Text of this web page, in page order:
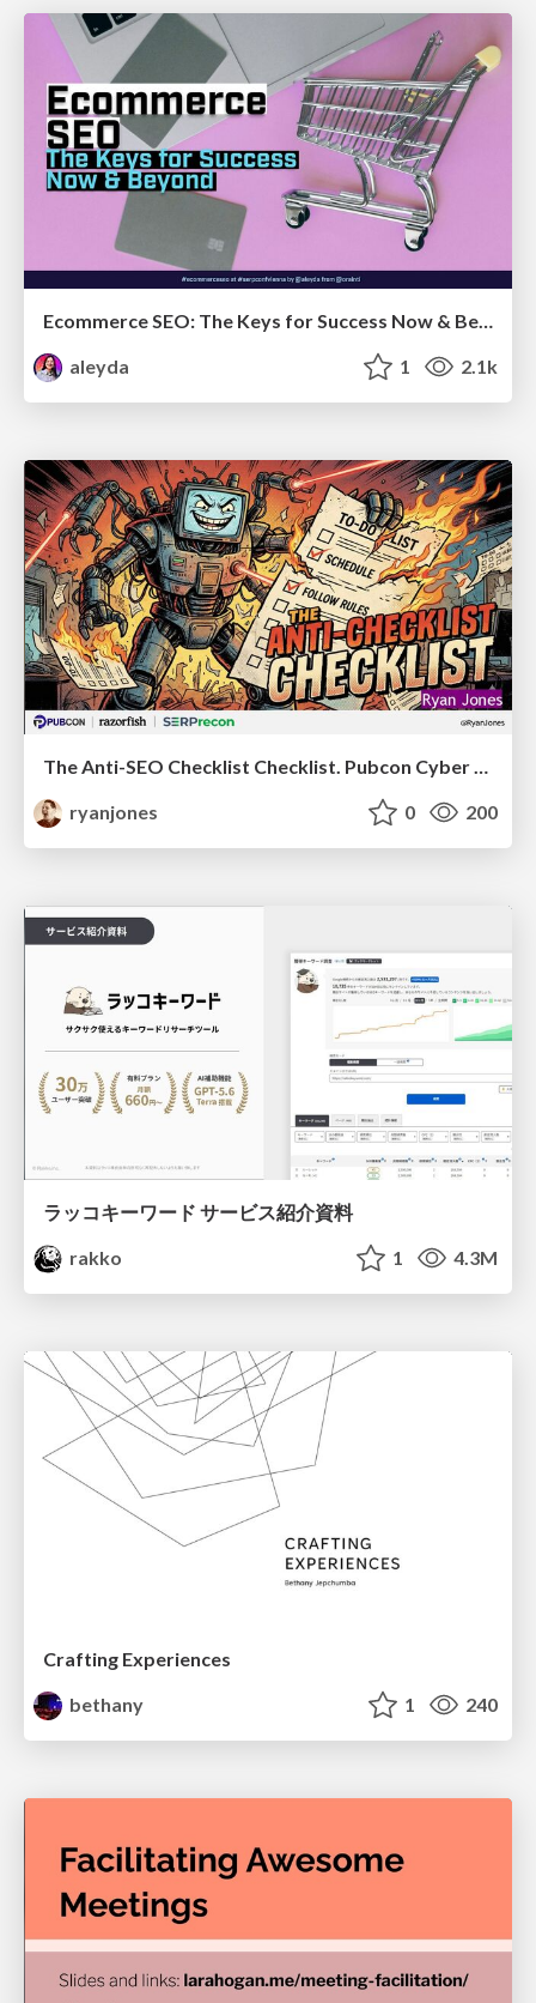
aleyda
1 2.1k
The Anti-SEO Checklist Checklist. Pubcon Cyber Week
ryanjones
0 200
ラッコキーワード サービス紹介資料
rakko
1 4.3M
Crafting Experiences
bethany
1 240